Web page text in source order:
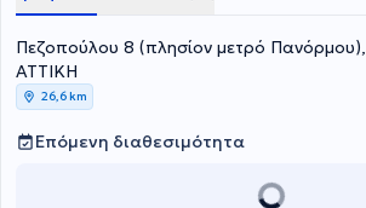
Πεζοπούλου 8 (πλησίον μετρό
ΑΤΤΙΚΗ
26,6 km
Επόμενη διαθεσιμότητα